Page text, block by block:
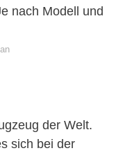
nach Modell und
der Welt.
sich bei der